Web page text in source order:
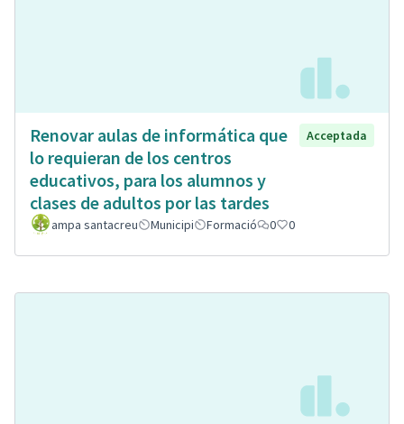
Renovar aulas de informática que
lo requieran de los centros
educativos, para los alumnos y
clases de adultos por las tardes
Acceptada
ampa santacreu Municipi Formació 0 0